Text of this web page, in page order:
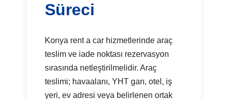
Süreci
Konya rent a car hizmetlerinde araç
teslim ve iade noktası rezervasyon
sırasında netleştirilmelidir. Araç
teslimi; havaalanı, YHT garı, otel, iş
yeri, ev adresi veya belirlenen ortak